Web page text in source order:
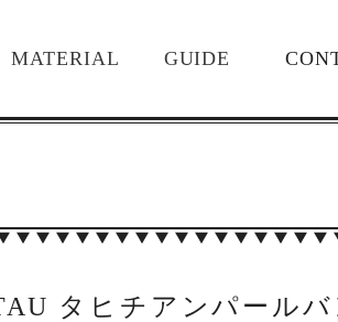
MATERIAL GUIDE
タヒチアンパール